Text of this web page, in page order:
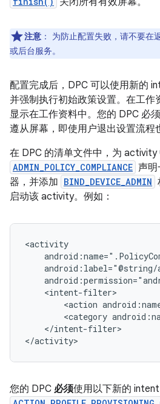
注意 ：
为防止配置失败，请不要在
或后台服务。
配置完成后，DPC 可以使用新的
并强制执行初始政策设置。在工作
显示在工作资料中。您的 DPC 必
遵从屏幕，即使用户退出设置流程
在 DPC 的清单文件中，为 activity
ADMIN_POLICY_COMPLIANCE 声
器，并添加 BIND_DEVICE_ADMIN
启动该 activity。例如：
<action
<category
</intent-filter>
您的 DPC 必须使用以下新的